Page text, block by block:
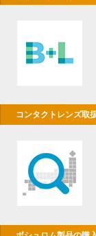
コンタクトレンズ取